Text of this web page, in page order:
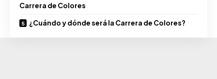
Carrera de Colores
¿Cuándo y dónde será la Carrera de Colores?